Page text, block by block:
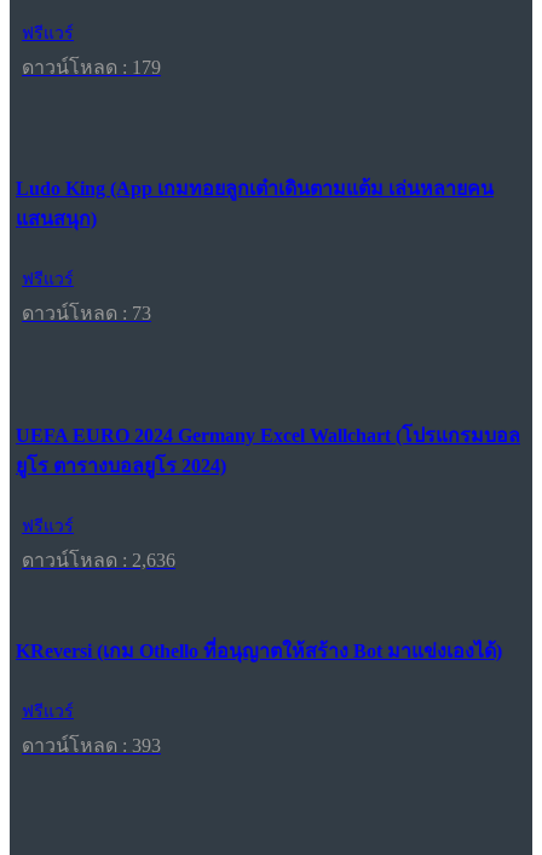
ฟรีแวร์
ดาวน์โหลด : 179
Ludo King (App เกมทอยลูกเต๋าเดินตามแต้ม เล่นหลายคน
แสนสนุก)
ฟรีแวร์
ดาวน์โหลด : 73
UEFA EURO 2024 Germany Excel Wallchart (โปรแกรมบอล
ยูโร ตารางบอลยูโร 2024)
ฟรีแวร์
ดาวน์โหลด : 2,636
KReversi (เกม Othello ที่อนุญาตให้สร้าง Bot มาแข่งเองได้)
ฟรีแวร์
ดาวน์โหลด : 393